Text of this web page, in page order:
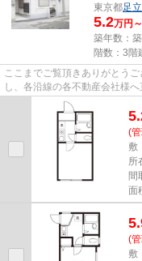
東京都足
5.2万円～
築年数：
階数：3階
ここまでご覧頂きありがとう
し、各沿線の各不動産会社様
しております！最新の情報は...
(
敷
所
間
面
(
敷